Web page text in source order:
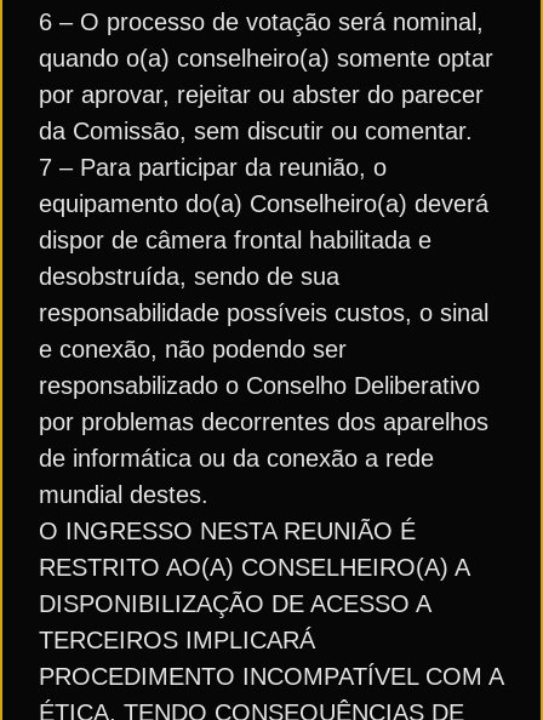
6 – O processo de votação será nominal,
quando o(a) conselheiro(a) somente optar
por aprovar, rejeitar ou abster do parecer
da Comissão, sem discutir ou comentar.
7 – Para participar da reunião, o
equipamento do(a) Conselheiro(a) deverá
dispor de câmera frontal habilitada e
desobstruída, sendo de sua
responsabilidade possíveis custos, o sinal
e conexão, não podendo ser
responsabilizado o Conselho Deliberativo
por problemas decorrentes dos aparelhos
de informática ou da conexão a rede
mundial destes.
O INGRESSO NESTA REUNIÃO É
RESTRITO AO(A) CONSELHEIRO(A) A
DISPONIBILIZAÇÃO DE ACESSO A
TERCEIROS IMPLICARÁ
PROCEDIMENTO INCOMPATÍVEL COM A
ÉTICA, TENDO CONSEQUÊNCIAS DE